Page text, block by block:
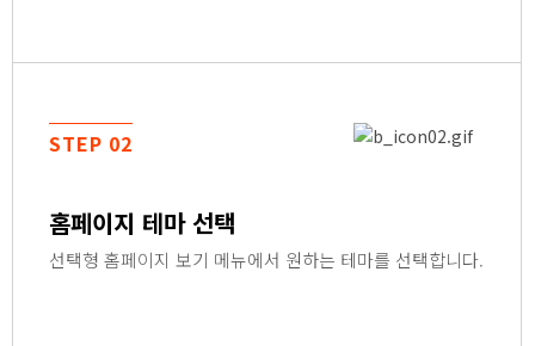
STEP 02
홈페이지 테마 선택
선택형 홈페이지 보기 메뉴에서 원하는 테마를 선택합니다.